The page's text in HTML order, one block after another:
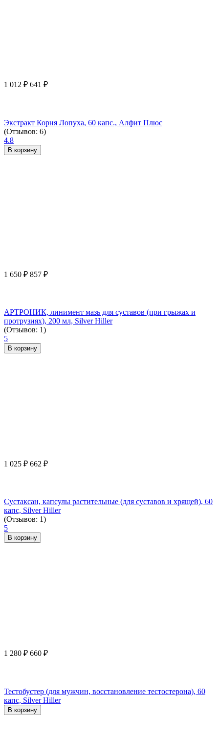
1 012 ₽ 641 ₽
Экстракт Корня Лопуха, 60 капс., Алфит Плюс
(Отзывов: 6)
4.8
В корзину
1 650 ₽ 857 ₽
АРТРОНИК, линимент мазь для суставов (при грыжах и
протрузиях), 200 мл, Silver Hiller
(Отзывов: 1)
5
В корзину
1 025 ₽ 662 ₽
Сустаксан, капсулы растительные (для суставов и хрящей), 60
капс, Silver Hiller
(Отзывов: 1)
5
В корзину
1 280 ₽ 660 ₽
Тестобустер (для мужчин, восстановление тестостерона), 60
капс, Silver Hiller
В корзину